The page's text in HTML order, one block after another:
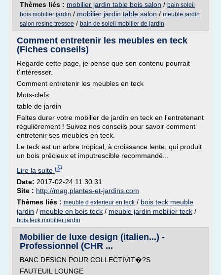
Thèmes liés : mobilier jardin table bois salon / bain soleil
bois mobilier jardin / mobilier jardin table salon / meuble jardin
salon resine tressee / bain de soleil mobilier de jardin
Comment entretenir les meubles en teck
(Fiches conseils)
Regarde cette page, je pense que son contenu pourrait
t'intéresser.
Comment entretenir les meubles en teck
Mots-clefs:
table de jardin
Faites durer votre mobilier de jardin en teck en l'entretenant
régulièrement ! Suivez nos conseils pour savoir comment
entretenir ses meubles en teck.
Le teck est un arbre tropical, à croissance lente, qui produit
un bois précieux et imputrescible recommandé...
Lire la suite
Date: 2017-02-24 11:30:31
Site : http://mag.plantes-et-jardins.com
Thèmes liés : meuble d exterieur en teck / bois teck meuble
jardin / meuble en bois teck / meuble jardin mobilier teck /
bois teck mobilier jardin
Mobilier de luxe design (italien...) -
Professionnel (CHR ...
BANC DESIGN POUR COLLECTIVIT�?S
FAUTEUIL LOUNGE